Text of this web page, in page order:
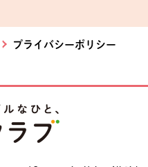
プライバシーポリシー